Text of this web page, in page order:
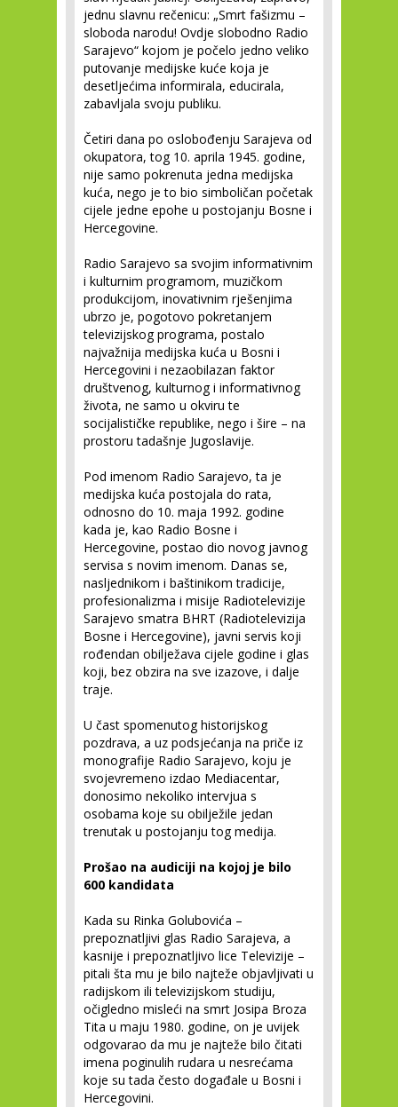
jednu slavnu rečenicu: „Smrt fašizmu –
sloboda narodu! Ovdje slobodno Radio
Sarajevo“ kojom je počelo jedno veliko
putovanje medijske kuće koja je
desetljećima informirala, educirala,
zabavljala svoju publiku.
Četiri dana po oslobođenju Sarajeva od
okupatora, tog 10. aprila 1945. godine,
nije samo pokrenuta jedna medijska
kuća, nego je to bio simboličan početak
cijele jedne epohe u postojanju Bosne i
Hercegovine.
Radio Sarajevo sa svojim informativnim
i kulturnim programom, muzičkom
produkcijom, inovativnim rješenjima
ubrzo je, pogotovo pokretanjem
televizijskog programa, postalo
najvažnija medijska kuća u Bosni i
Hercegovini i nezaobilazan faktor
društvenog, kulturnog i informativnog
života, ne samo u okviru te
socijalističke republike, nego i šire – na
prostoru tadašnje Jugoslavije.
Pod imenom Radio Sarajevo, ta je
medijska kuća postojala do rata,
odnosno do 10. maja 1992. godine
kada je, kao Radio Bosne i
Hercegovine, postao dio novog javnog
servisa s novim imenom. Danas se,
nasljednikom i baštinikom tradicije,
profesionalizma i misije Radiotelevizije
Sarajevo smatra BHRT (Radiotelevizija
Bosne i Hercegovine), javni servis koji
rođendan obilježava cijele godine i glas
koji, bez obzira na sve izazove, i dalje
traje.
U čast spomenutog historijskog
pozdrava, a uz podsjećanja na priče iz
monografije Radio Sarajevo, koju je
svojevremeno izdao Mediacentar,
donosimo nekoliko intervjua s
osobama koje su obilježile jedan
trenutak u postojanju tog medija.
Prošao na audiciji na kojoj je bilo
600 kandidata
Kada su Rinka Golubovića –
prepoznatljivi glas Radio Sarajeva, a
kasnije i prepoznatljivo lice Televizije –
pitali šta mu je bilo najteže objavljivati u
radijskom ili televizijskom studiju,
očigledno misleći na smrt Josipa Broza
Tita u maju 1980. godine, on je uvijek
odgovarao da mu je najteže bilo čitati
imena poginulih rudara u nesrećama
koje su tada često događale u Bosni i
Hercegovini.